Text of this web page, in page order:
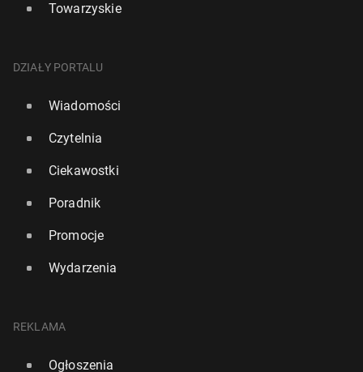
Towarzyskie
DZIAŁY PORTALU
Wiadomości
Czytelnia
Ciekawostki
Poradnik
Promocje
Wydarzenia
REKLAMA
Ogłoszenia